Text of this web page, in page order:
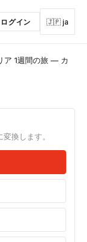
ログイン 🇯🇵 ja
ア 1週間の旅 — カ
換します。